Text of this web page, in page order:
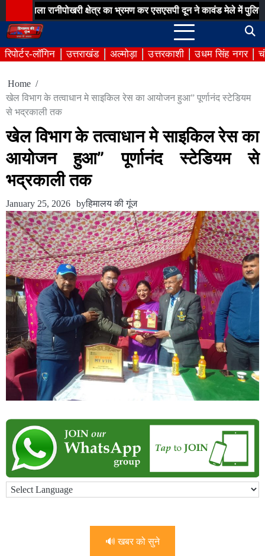
to
content
रानीपोखरी क्षेत्र का भ्रमण कर एसएसपी दून ने कावंड मेले में पुलिस व्यवस्थाओं
रिपोर्टर-लॉगिन उत्तराखंड अल्मोड़ा उत्तरकाशी उधम सिंह नगर
Home
खेल विभाग के तत्वाधान मे साइकिल रेस का आयोजन हुआ” पूर्णानंद स्टेडियम
से भद्रकाली तक
खेल विभाग के तत्वाधान मे साइकिल रेस का
आयोजन हुआ” पूर्णानंद स्टेडियम से
भद्रकाली तक
January 25, 2026 byहिमालय की गूंज
🔊 खबर को सुने